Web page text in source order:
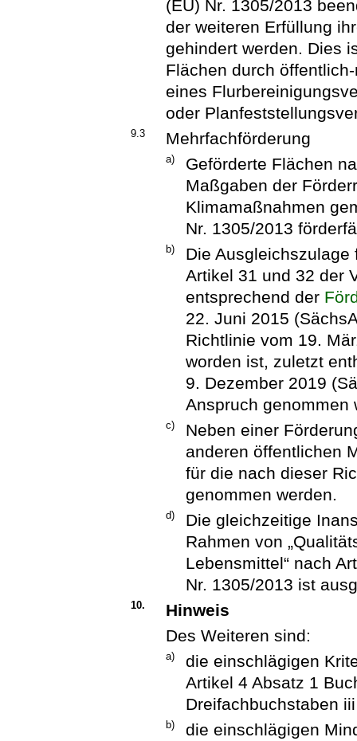
(EU) Nr. 1305/2013
der weiteren Erfüllung
gehindert werden. Dies
Flächen durch
eines
oder
9.3 Mehrfachförderung
a)
Geförderte Flächen
Maßgaben der
Klimamaßnahmen
Nr. 1305/2013
b)
Die
Artikel 31 und 32 der
entsprechend der
22. Juni 2015
Richtlinie vom 19.
worden ist, zuletzt
9. Dezember 2019
Anspruch genommen
c)
Neben einer
anderen öffentlichen
für die nach dieser
genommen werden.
d)
Die gleichzeitige
Rahmen von
Lebensmittel“ nach
Nr. 1305/2013 ist
10.
Hinweis
Des Weiteren sind:
a)
die einschlägigen
Artikel 4 Absatz 1
Dreifachbuchstaben
b)
die einschlägigen